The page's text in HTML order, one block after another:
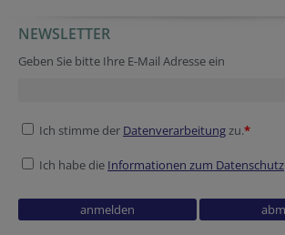
Reference
URL
NEWSLETTER
Geben Sie bitte Ihre E-Mail Adresse ein
Ich stimme der Datenverarbeitungzu.*
Ich habe die Informationen zum Datenschutz